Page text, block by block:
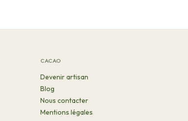
CACAO
Devenir artisan
Blog
Nous contacter
Mentions légales